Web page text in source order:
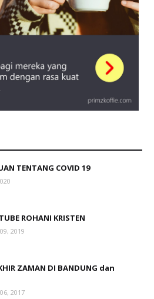
TENTANG COVID 19
ROHANI KRISTEN
2019
ZAMAN DI BANDUNG dan
2017